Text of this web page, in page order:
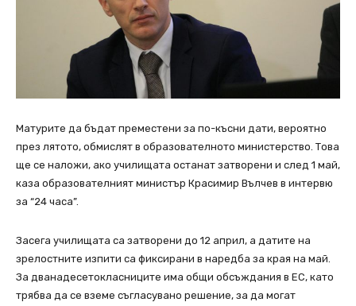
Матурите да бъдат преместени за по-късни дати, вероятно
през лятото, обмислят в образователното министерство. Това
ще се наложи, ако училищата останат затворени и след 1 май,
каза образователният министър Красимир Вълчев в интервю
за “24 часа”.
Засега училищата са затворени до 12 април, а датите на
зрелостните изпити са фиксирани в наредба за края на май.
За дванадесетокласниците има общи обсъждания в ЕС, като
трябва да се вземе съгласувано решение, за да могат